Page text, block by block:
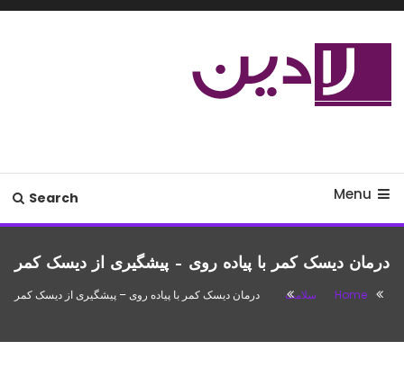
Skip
Menu
Search
درمان دیسک کمر با پیاده روی – پیشگیری از دیسک کمر
Home سلامت درمان دیسک کمر با پیاده روی – پیشگیری از دیسک کمر